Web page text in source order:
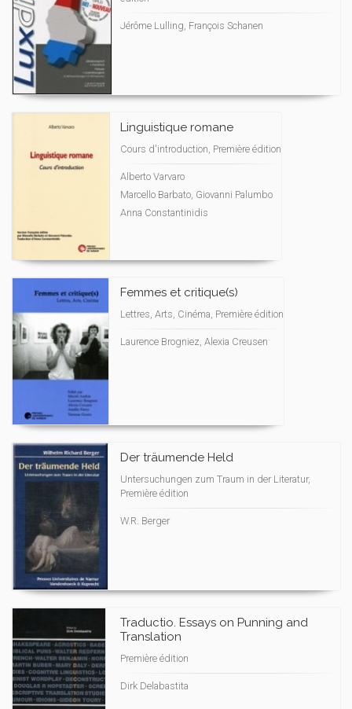
Jérôme Lulling, François Schanen
Linguistique romane
Cours d'introduction, Première édition
Alberto Varvaro
Marcello Barbato, Giovanni Palumbo
Anna Constantinidis
Femmes et critique(s)
Lettres, Arts, Cinéma, Première édition
Laurence Brogniez, Alexia Creusen
Der träumende Held
Untersuchungen zum Traum in der Literatur,
Première édition
W.R. Berger
Traductio. Essays on Punning and
Translation
Première édition
Dirk Delabastita